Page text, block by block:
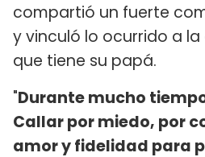
compartió un fuerte
y vinculó lo ocurrido a
que tiene su papá.
"Durante mucho
Callar por miedo, por
amor y fidelidad para